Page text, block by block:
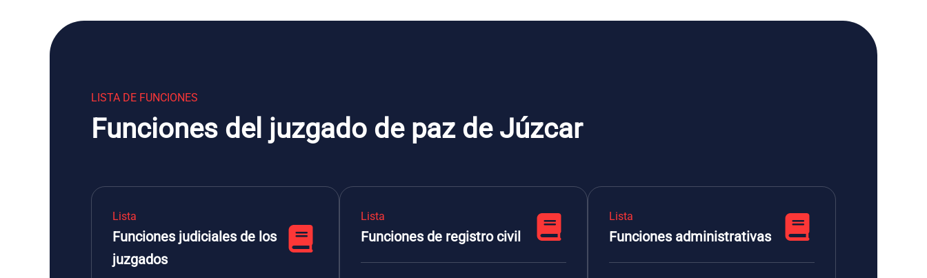
LISTA DE FUNCIONES
Funciones del juzgado de paz de Júzcar
Lista
Funciones judiciales de los
juzgados
Lista
Funciones de registro civil
Lista
Funciones administrativas